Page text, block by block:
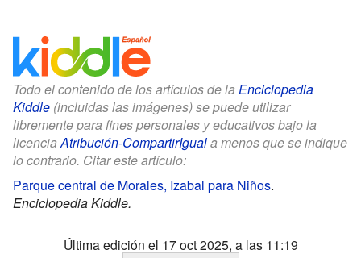
Todo el contenido de los artículos de la Enciclopedia
Kiddle (incluidas las imágenes) se puede utilizar
libremente para fines personales y educativos bajo la
licenciaAtribución-CompartirIguala menos que se indique
lo contrario. Citar este artículo:
Parque central de Morales, Izabal para Niños.
Enciclopedia Kiddle.
Última edición el 17 oct 2025, a las 11:19